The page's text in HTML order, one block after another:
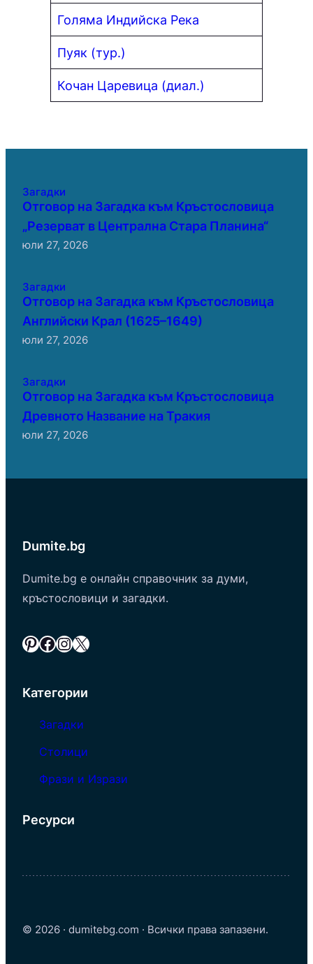
Голяма Индийска Река
Пуяк (тур.)
Кочан Царевица (диал.)
Загадки
Отговор на Загадка към Кръстословица
„Резерват в Централна Стара Планина“
юли 27, 2026
Загадки
Отговор на Загадка към Кръстословица
Английски Крал (1625–1649)
юли 27, 2026
Загадки
Отговор на Загадка към Кръстословица
Древното Название на Тракия
юли 27, 2026
Dumite.bg
Dumite.bg е онлайн справочник за думи,
кръстословици и загадки.
Pinterest Facebook InstagramX
Категории
Загадки
Столици
Фрази и Изрази
Ресурси
© 2026 · dumitebg.com · Всички права запазени.